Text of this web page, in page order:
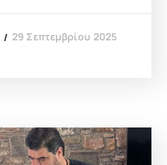
29 Σεπτεμβρίου 2025